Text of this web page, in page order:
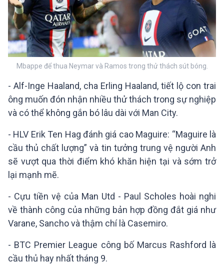
Mbappe để thua Neymar và Ramos trong thử thách sút bóng.
- Alf-Inge Haaland, cha Erling Haaland, tiết lộ con trai
ông muốn đón nhận nhiều thử thách trong sự nghiệp
và có thể không gắn bó lâu dài với Man City.
- HLV Erik Ten Hag đánh giá cao Maguire: “Maguire là
cầu thủ chất lượng” và tin tưởng trung vệ người Anh
sẽ vượt qua thời điểm khó khăn hiện tại và sớm trở
lại mạnh mẽ.
- Cựu tiền vệ của Man Utd - Paul Scholes hoài nghi
về thành công của những bản hợp đồng đắt giá như
Varane, Sancho và thậm chí là Casemiro.
- BTC Premier League công bố Marcus Rashford là
cầu thủ hay nhất tháng 9.